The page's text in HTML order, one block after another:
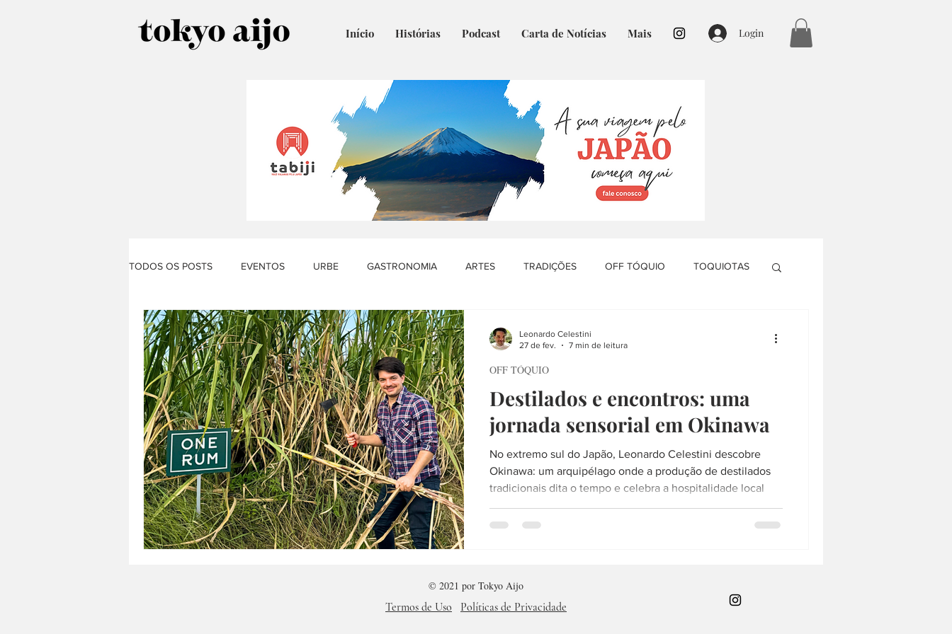
Início Histórias Podcast Carta de Notícias Mais Login
TODOS OS POSTS EVENTOS URBE GASTRONOMIA ARTES TRADIÇÕES OFF TÓQUIO TOQUIOTAS
DIVERSIDADE VÍDEO SOCIEDADE LITERATURA
JAPÃO NO BRASIL TRANSPORTE SERVIÇO PLANEJANDO A VIAGEM
DOCES E SOBREMESAS MULHERES HISTÓRIA TOKYO AIJO FÉ ENTREVISTA COMPRAS
ESTILO
Destilados e encontros: uma
jornada sensorial em Okinawa
No extremo sul do Japão, Leonardo Celestini descobre
Okinawa: um arquipélago onde a produção de destilados
tradicionais dita o tempo e celebra a hospitalidade local
OFF TÓQUIO
Leonardo Celestini
27 de fev.
7 min de leitura
© 2021 por Tokyo Aijo
Termos de Uso Políticas de Privacidade